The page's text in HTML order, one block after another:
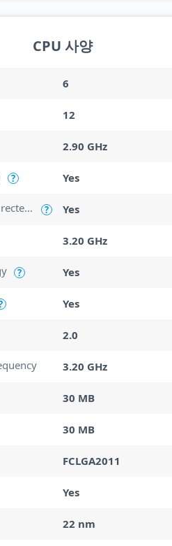
CPU 사양
6
12
2.90 GHz
? Yes
Intel Virtualization Technology for Directed I/O (VT-d) ? Yes
3.20 GHz
? Yes
Yes
2.0
3.20 GHz
30 MB
30 MB
FCLGA2011
Yes
22 nm